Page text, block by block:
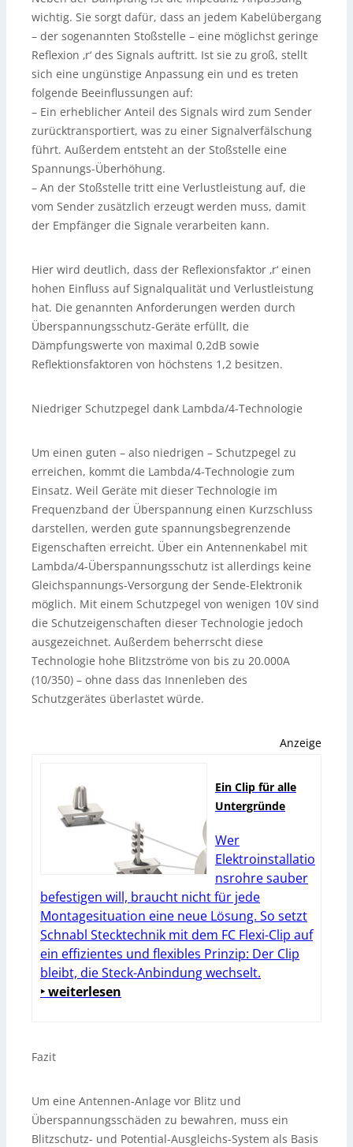
wichtig. Sie sorgt dafür, dass an jedem Kabelübergang
– der sogenannten Stoßstelle – eine möglichst geringe
Reflexion ‚r‘ des Signals auftritt. Ist sie zu groß, stellt
sich eine ungünstige Anpassung ein und es treten
folgende Beeinflussungen auf:
– Ein erheblicher Anteil des Signals wird zum Sender
zurücktransportiert, was zu einer Signalverfälschung
führt. Außerdem entsteht an der Stoßstelle eine
Spannungs-Überhöhung.
– An der Stoßstelle tritt eine Verlustleistung auf, die
vom Sender zusätzlich erzeugt werden muss, damit
der Empfänger die Signale verarbeiten kann.
Hier wird deutlich, dass der Reflexionsfaktor ‚r‘ einen
hohen Einfluss auf Signalqualität und Verlustleistung
hat. Die genannten Anforderungen werden durch
Überspannungsschutz-Geräte erfüllt, die
Dämpfungswerte von maximal 0,2dB sowie
Reflektionsfaktoren von höchstens 1,2 besitzen.
Niedriger Schutzpegel dank Lambda/4-Technologie
Um einen guten – also niedrigen – Schutzpegel zu
erreichen, kommt die Lambda/4-Technologie zum
Einsatz. Weil Geräte mit dieser Technologie im
Frequenzband der Überspannung einen Kurzschluss
darstellen, werden gute spannungsbegrenzende
Eigenschaften erreicht. Über ein Antennenkabel mit
Lambda/4-Überspannungsschutz ist allerdings keine
Gleichspannungs-Versorgung der Sende-Elektronik
möglich. Mit einem Schutzpegel von wenigen 10V sind
die Schutzeigenschaften dieser Technologie jedoch
ausgezeichnet. Außerdem beherrscht diese
Technologie hohe Blitzströme von bis zu 20.000A
(10/350) – ohne dass das Innenleben des
Schutzgerätes überlastet würde.
Anzeige
Ein Clip für alle
Untergründe
Wer
Elektroinstallatio
nsrohre sauber
befestigen will, braucht nicht für jede
Montagesituation eine neue Lösung. So setzt
Schnabl Stecktechnik mit dem FC Flexi-Clip auf
ein effizientes und flexibles Prinzip: Der Clip
bleibt, die Steck-Anbindung wechselt.
‣ weiterlesen
Fazit
Um eine Antennen-Anlage vor Blitz und
Überspannungsschäden zu bewahren, muss ein
Blitzschutz- und Potential-Ausgleichs-System als Basis